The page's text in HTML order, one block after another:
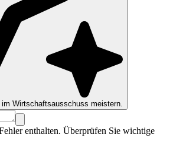
im Wirtschaftsausschuss meistern.
enthalten. Überprüfen Sie wichtige